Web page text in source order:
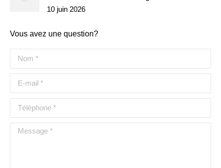
10 juin 2026
Vous avez une question?
Message *